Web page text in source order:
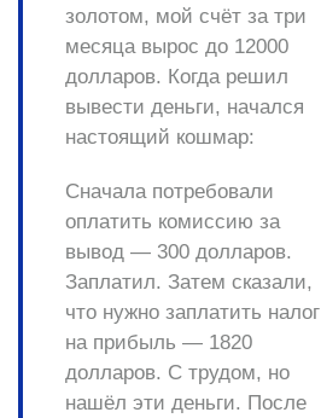
золотом, мой счёт за три
месяца вырос до 12000
долларов. Когда решил
вывести деньги, начался
настоящий кошмар:
Сначала потребовали
оплатить комиссию за
вывод — 300 долларов.
Заплатил. Затем сказали,
что нужно заплатить налог
на прибыль — 1820
долларов. С трудом, но
нашёл эти деньги. После